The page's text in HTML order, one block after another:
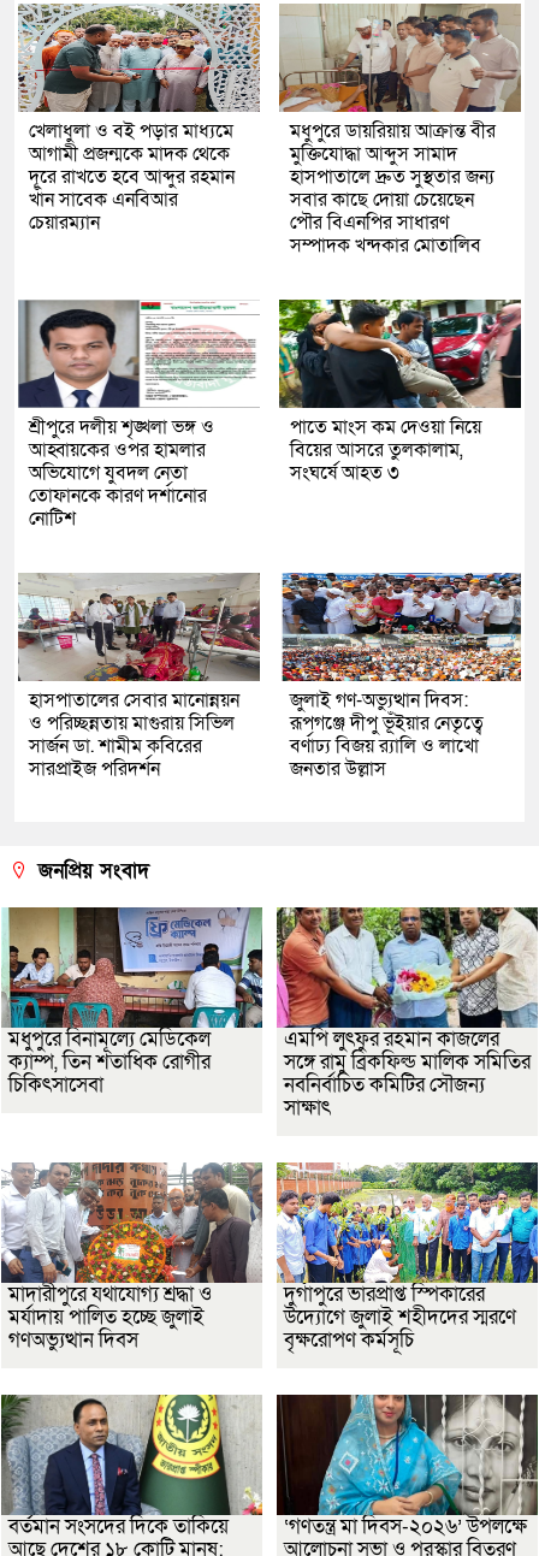
খেলাধুলা ও বই পড়ার মাধ্যমে
আগামী প্রজন্মকে মাদক থেকে
দূরে রাখতে হবে আব্দুর রহমান
খাঁন সাবেক এনবিআর
চেয়ারম্যান
মধুপুরে ডায়রিয়ায় আক্রান্ত বীর
মুক্তিযোদ্ধা আব্দুস সামাদ
হাসপাতালে দ্রুত সুস্থতার জন্য
সবার কাছে দোয়া চেয়েছেন
পৌর বিএনপির সাধারণ
সম্পাদক খন্দকার মোতালিব
শ্রীপুরে দলীয় শৃঙ্খলা ভঙ্গ ও
আহ্বায়কের ওপর হামলার
অভিযোগে যুবদল নেতা
তোফানকে কারণ দর্শানোর
নোটিশ
পাতে মাংস কম দেওয়া নিয়ে
বিয়ের আসরে তুলকালাম,
সংঘর্ষে আহত ৩
হাসপাতালের সেবার মানোন্নয়ন
ও পরিচ্ছন্নতায় মাগুরায় সিভিল
সার্জন ডা. শামীম কবিরের
সারপ্রাইজ পরিদর্শন
জুলাই গণ-অভ্যুত্থান দিবস:
রূপগঞ্জে দীপু ভূঁইয়ার নেতৃত্বে
বর্ণাঢ্য বিজয় র‌্যালি ও লাখো
জনতার উল্লাস
জনপ্রিয় সংবাদ
মধুপুরে বিনামূল্যে মেডিকেল
ক্যাম্প, তিন শতাধিক রোগীর
চিকিৎসাসেবা
এমপি লুৎফুর রহমান কাজলের
সঙ্গে রামু ব্রিকফিল্ড মালিক সমিতির
নবনির্বাচিত কমিটির সৌজন্য
সাক্ষাৎ
মাদারীপুরে যথাযোগ্য শ্রদ্ধা ও
মর্যাদায় পালিত হচ্ছে জুলাই
গণঅভ্যুত্থান দিবস
দুর্গাপুরে ভারপ্রাপ্ত স্পিকারের
উদ্যোগে জুলাই শহীদদের স্মরণে
বৃক্ষরোপণ কর্মসূচি
বর্তমান সংসদের দিকে তাকিয়ে
আছে দেশের ১৮ কোটি মানুষ:
‘গণতন্ত্র মা দিবস-২০২৬’ উপলক্ষে
আলোচনা সভা ও পুরস্কার বিতরণ